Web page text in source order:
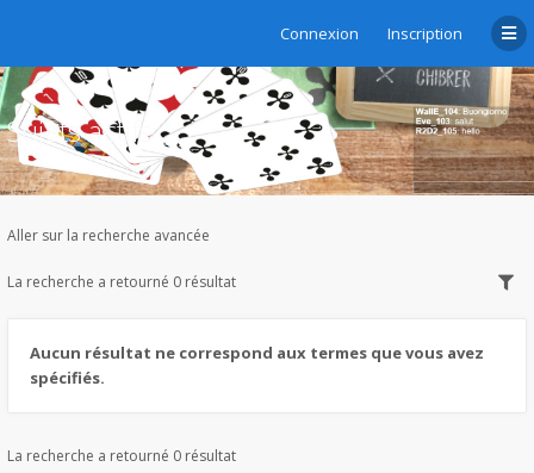
Connexion Inscription
Sujets actifs
Aller sur la recherche avancée
La recherche a retourné 0 résultat
Aucun résultat ne correspond aux termes que vous avez
spécifiés.
La recherche a retourné 0 résultat